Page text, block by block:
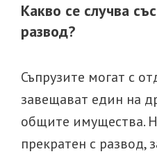
Какво се случва
развод?
Съпрузите могат с
завещават един на
общите имущества.
прекратен с развод,